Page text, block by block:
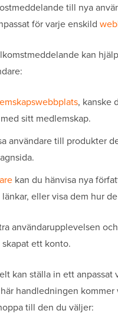
till nya
för varje enskild
kan
, kanske
sitt medlemskap.
användare till produkter
kan du hänvisa nya
eller visa dem hur
användarupplevelsen
ett konto.
kan ställa in ett
handledningen
till den du väljer: